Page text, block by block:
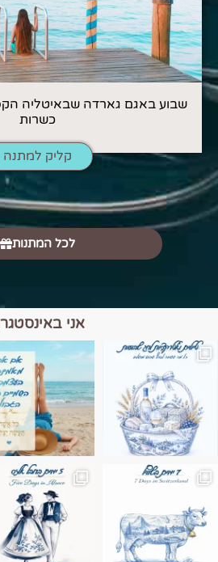
שבוע באגם גארדה שבאיטליה
כשרות
קליק למתנה
לכל המתנות
אני
הם הגבול 💙🩵
בחבל אלזס צרפת
בחופשה שבו הכל נהיה פשוט יותר.